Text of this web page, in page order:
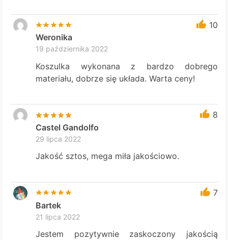
10
Weronika
19 października 2022
Koszulka wykonana z bardzo dobrego
materiału, dobrze się układa. Warta ceny!
8
Castel Gandolfo
29 lipca 2022
Jakość sztos, mega miła jakościowo.
7
Bartek
21 lipca 2022
Jestem pozytywnie zaskoczony jakością